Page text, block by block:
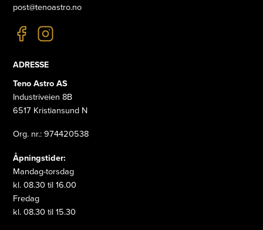
post@tenoastro.no
ADRESSE
Teno Astro AS
Industriveien 8B
6517 Kristiansund N
Org. nr.: 974420538
Åpningstider:
Mandag-torsdag
kl. 08.30 til 16.00
Fredag
kl. 08.30 til 15.30